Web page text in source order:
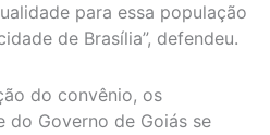
para essa população
de Brasília”, defendeu.
do convênio, os
do Governo de Goiás se